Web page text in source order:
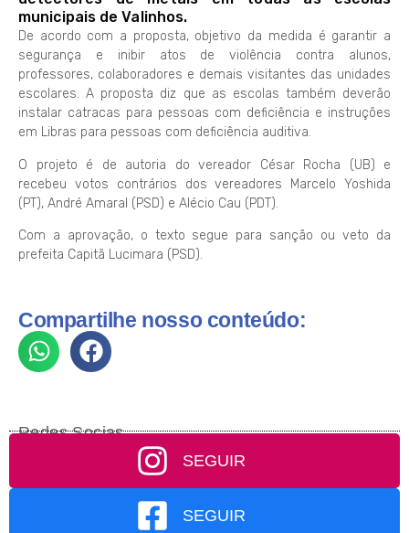
municipais de Valinhos.
De acordo com a proposta, objetivo da medida é garantir a
segurança e inibir atos de violência contra alunos,
professores, colaboradores e demais visitantes das unidades
escolares. A proposta diz que as escolas também deverão
instalar catracas para pessoas com deficiência e instruções
em Libras para pessoas com deficiência auditiva.
O projeto é de autoria do vereador César Rocha (UB) e
recebeu votos contrários dos vereadores Marcelo Yoshida
(PT), André Amaral (PSD) e Alécio Cau (PDT).
Com a aprovação, o texto segue para sanção ou veto da
prefeita Capitã Lucimara (PSD).
Compartilhe nosso conteúdo:
Redes Socias
SEGUIR
SEGUIR